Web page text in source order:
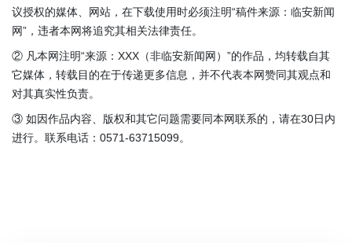
议授权的媒体、网站，在下载使用时必须注明“稿件来源：临安新闻
网”，违者本网将追究其相关法律责任。
② 凡本网注明“来源：XXX（非临安新闻网）”的作品，均转载自其
它媒体，转载目的在于传递更多信息，并不代表本网赞同其观点和
对其真实性负责。
③ 如因作品内容、版权和其它问题需要同本网联系的，请在30日内
进行。联系电话：0571-63715099。